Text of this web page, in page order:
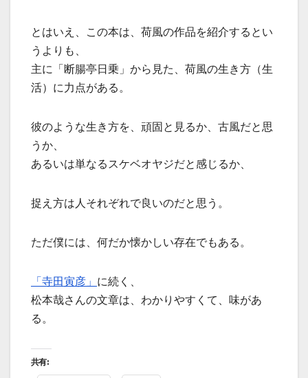
とはいえ、この本は、荷風の作品を紹介するとい
うよりも、
主に「断腸亭日乗」から見た、荷風の生き方（生
活）に力点がある。
彼のような生き方を、頑固と見るか、古風だと思
うか、
あるいは単なるスケベオヤジだと感じるか、
捉え方は人それぞれで良いのだと思う。
ただ僕には、何だか懐かしい存在でもある。
「寺田寅彦」 に続く、
松本哉さんの文章は、わかりやすくて、味があ
る。
共有: